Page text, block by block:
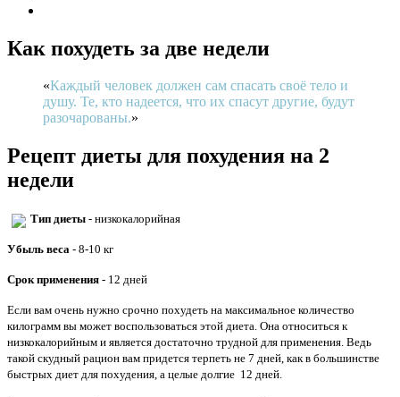
Как похудеть за две недели
Каждый человек должен сам спасать своё тело и
душу. Те, кто надеется, что их спасут другие, будут
разочарованы.
Рецепт диеты для похудения на 2
недели
Тип диеты - низкокалорийная
Убыль веса - 8-10 кг
Срок применения - 12 дней
Если вам очень нужно срочно похудеть на максимальное количество
килограмм вы может воспользоваться этой диета. Она относиться к
низкокалорийным и является достаточно трудной для применения. Ведь
такой скудный рацион вам придется терпеть не 7 дней, как в большинстве
быстрых диет для похудения, а целые долгие 12 дней.